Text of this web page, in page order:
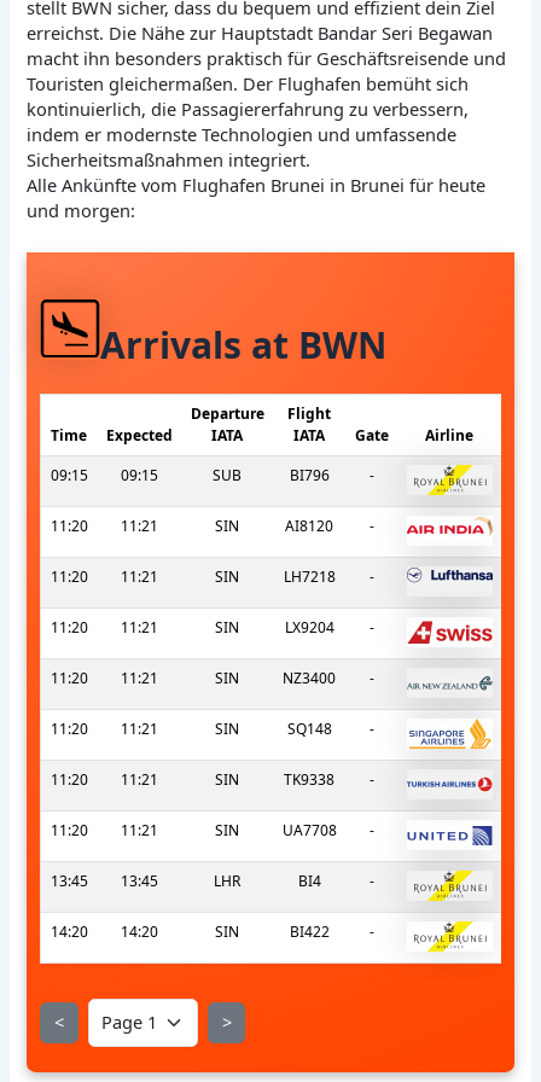
stellt BWN sicher, dass du bequem und effizient dein Ziel
erreichst. Die Nähe zur Hauptstadt Bandar Seri Begawan
macht ihn besonders praktisch für Geschäftsreisende und
Touristen gleichermaßen. Der Flughafen bemüht sich
kontinuierlich, die Passagiererfahrung zu verbessern,
indem er modernste Technologien und umfassende
Sicherheitsmaßnahmen integriert.
Alle Ankünfte vom Flughafen Brunei in Brunei für heute
und morgen:
Arrivals at BWN
Time Expected
Departure
IATA
Flight
IATA
Gate
Airline
09:15
09:15 SUB BI796 -
11:20 11:21 SIN AI8120 -
11:20 11:21 SIN LH7218 -
11:20 11:21 SIN LX9204 -
11:20 11:21 SIN NZ3400 -
11:20 11:21 SIN SQ148 -
11:20 11:21 SIN TK9338 -
11:20 11:21 SIN UA7708 -
13:45 13:45 LHR BI4 -
14:20 14:20 SIN BI422 -
< >